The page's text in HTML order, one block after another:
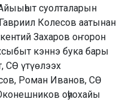
суолталарын
Колесов аатынан
Захаров оҥорон
кэннэ бука бары
СӨ үтүөлээх
Роман Иванов, СӨ
оһуохайы